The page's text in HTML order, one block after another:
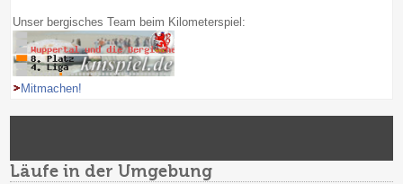
Unser bergisches Team beim Kilometerspiel:
Mitmachen!
Läufe in der Umgebung